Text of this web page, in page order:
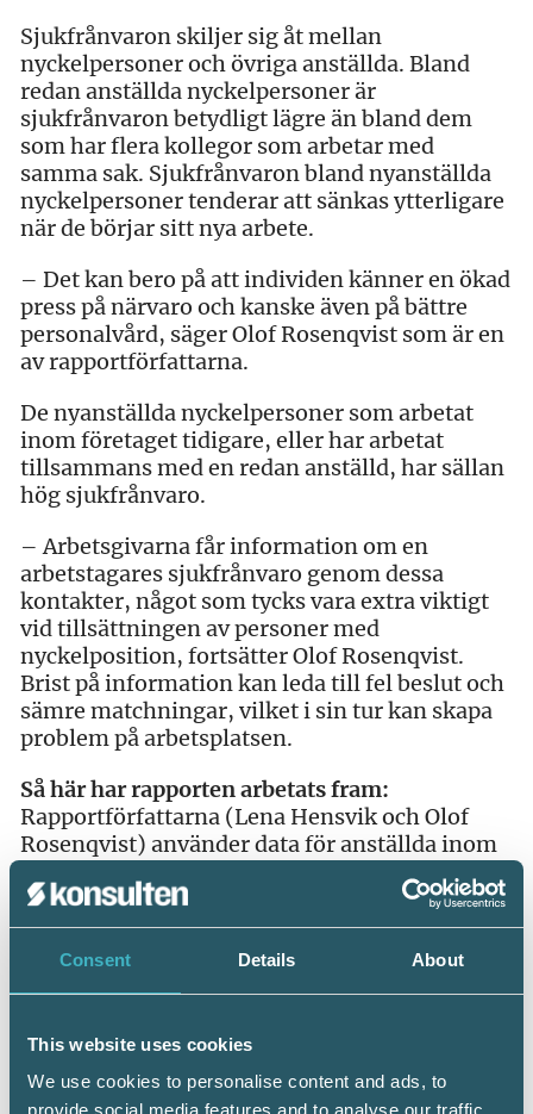
Consent Details About
This website uses cookies
We use cookies to personalise content and ads, to
provide social media features and to analyse our traffic.
Sjukfrånvaron skiljer sig åt mellan
nyckelpersoner och övriga anställda. Bland
redan anställda nyckelpersoner är
sjukfrånvaron betydligt lägre än bland dem
som har flera kollegor som arbetar med
samma sak. Sjukfrånvaron bland nyanställda
nyckelpersoner tenderar att sänkas ytterligare
när de börjar sitt nya arbete.
– Det kan bero på att individen känner en ökad
press på närvaro och kanske även på bättre
personalvård, säger Olof Rosenqvist som är en
av rapportförfattarna.
De nyanställda nyckelpersoner som arbetat
inom företaget tidigare, eller har arbetat
tillsammans med en redan anställd, har sällan
hög sjukfrånvaro.
– Arbetsgivarna får information om en
arbetstagares sjukfrånvaro genom dessa
kontakter, något som tycks vara extra viktigt
vid tillsättningen av personer med
nyckelposition, fortsätter Olof Rosenqvist.
Brist på information kan leda till fel beslut och
sämre matchningar, vilket i sin tur kan skapa
problem på arbetsplatsen.
Så här har rapporten arbetats fram:
Rapportförfattarna (Lena Hensvik och Olof
Rosenqvist) använder data för anställda inom
privat sektor 1997–2007 samt uppgifter om
sjukfrånvaro längre än 14 dagar från
Försäkringskassan. Sambandet mellan
sjukfrånvaro och att ha en nyckelposition på
variabler som både kan påverka sjukfrånvaron
modellen jämförs sjukfrånvaron hos personer